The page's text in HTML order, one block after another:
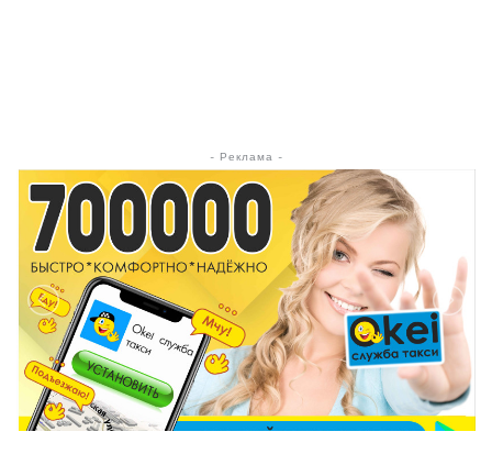
- Реклама -